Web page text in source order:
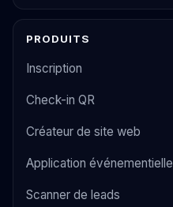
PRODUITS
Inscription
Check-in QR
Créateur de site web
Application événementielle
Scanner de leads